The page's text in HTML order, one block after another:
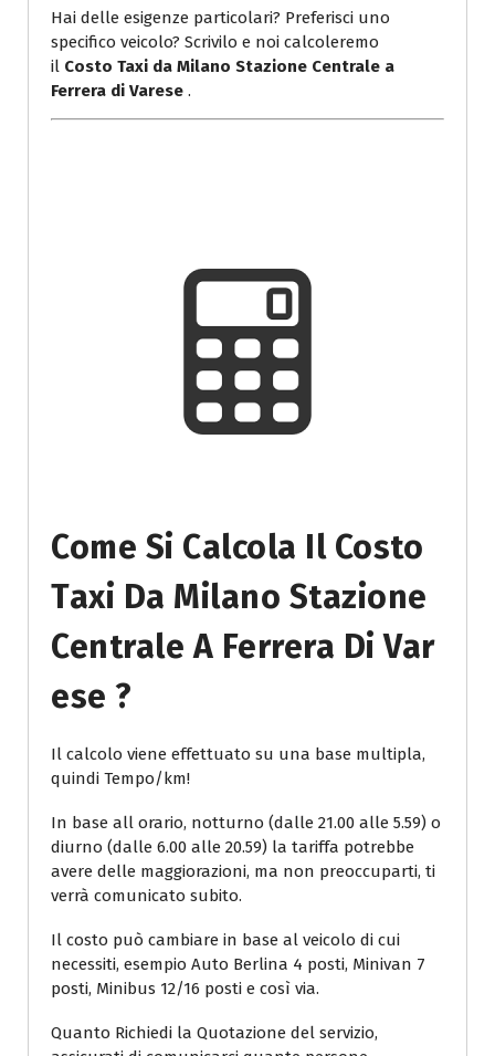
Hai delle esigenze particolari? Preferisci uno
specifico veicolo? Scrivilo e noi calcoleremo
il Costo Taxi da Milano Stazione Centrale a
Ferrera di Varese .
Come Si Calcola Il Costo
Taxi Da Milano Stazione
Centrale A Ferrera Di Var
Ese ?
Il calcolo viene effettuato su una base multipla,
quindi Tempo/km!
In base all orario, notturno (dalle 21.00 alle 5.59) o
diurno (dalle 6.00 alle 20.59) la tariffa potrebbe
avere delle maggiorazioni, ma non preoccuparti, ti
verrà comunicato subito.
Il costo può cambiare in base al veicolo di cui
necessiti, esempio Auto Berlina 4 posti, Minivan 7
posti, Minibus 12/16 posti e così via.
Quanto Richiedi la Quotazione del servizio,